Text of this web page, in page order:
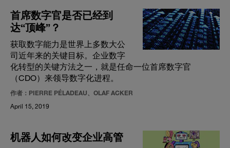
首席数字官是否已经到
达“顶峰”？
获取数字能力是世界上多数大公
司近年来的关键目标。企业数字
化转型的关键方法之一，就是任命一位首席数字官
（CDO）来领导数字化进程。
作者：PIERRE PÉLADEAU、OLAF ACKER
April 15, 2019
机器人如何改变企业高管